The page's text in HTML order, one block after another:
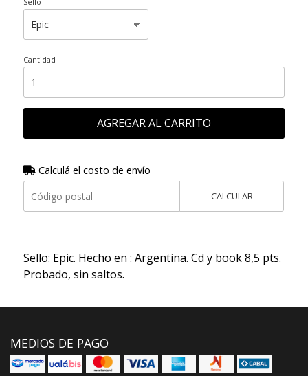
Cantidad
AGREGAR AL CARRITO
Calculá el costo de envío
CALCULAR
Sello: Epic. Hecho en : Argentina. Cd y book 8,5 pts.
Probado, sin saltos.
MEDIOS DE PAGO